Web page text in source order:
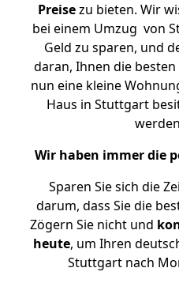
Preisezu bieten. Wir
bei einem Umzug von
Geld zu sparen, und
daran, Ihnen die
nun eine kleine
Haus in Stuttgart
Wir haben immer die
Sparen Sie sich die
darum, dass Sie die
Zögern Sie nicht und
heute, um Ihren
Stuttgart nach